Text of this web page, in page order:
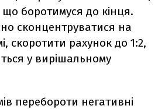
що боротимуся до кінця.
сконцентруватися на
скоротити рахунок до 1:2,
у вирішальному
перебороти негативні